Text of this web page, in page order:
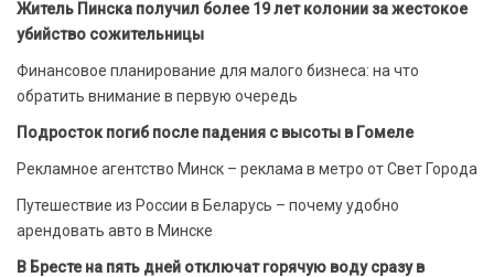
Житель Пинска получил более 19 лет колонии за жестокое
убийство сожительницы
Финансовое планирование для малого бизнеса: на что
обратить внимание в первую очередь
Подросток погиб после падения с высоты в Гомеле
Рекламное агентство Минск – реклама в метро от Свет Города
Путешествие из России в Беларусь – почему удобно
арендовать авто в Минске
В Бресте на пять дней отключат горячую воду сразу в